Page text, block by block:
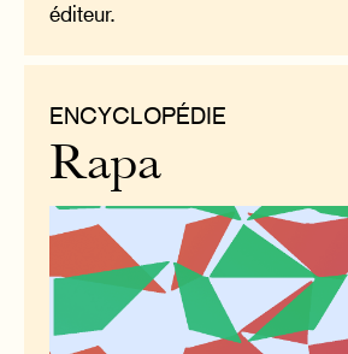
éditeur.
ENCYCLOPÉDIE
Rapa